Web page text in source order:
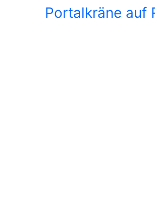
Portalkräne auf